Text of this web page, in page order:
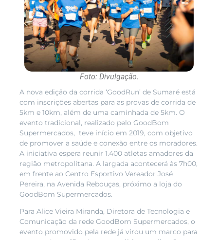
Foto: Divulgação.
A nova edição da corrida ‘GoodRun’ de Sumaré está
com inscrições abertas para as provas de corrida de
5km e 10km, além de uma caminhada de 5km. O
evento tradicional, realizado pelo GoodBom
Supermercados, teve início em 2019, com objetivo
de promover a saúde e conexão entre os moradores.
A iniciativa espera reunir 1.400 atletas amadores da
região metropolitana. A largada acontecerá às 7h00,
em frente ao Centro Esportivo Vereador José
Pereira, na Avenida Rebouças, próximo a loja do
GoodBom Supermercados.
Para Alice Vieira Miranda, Diretora de Tecnologia e
Comunicação da rede GoodBom Supermercados, o
evento promovido pela rede já virou um marco para